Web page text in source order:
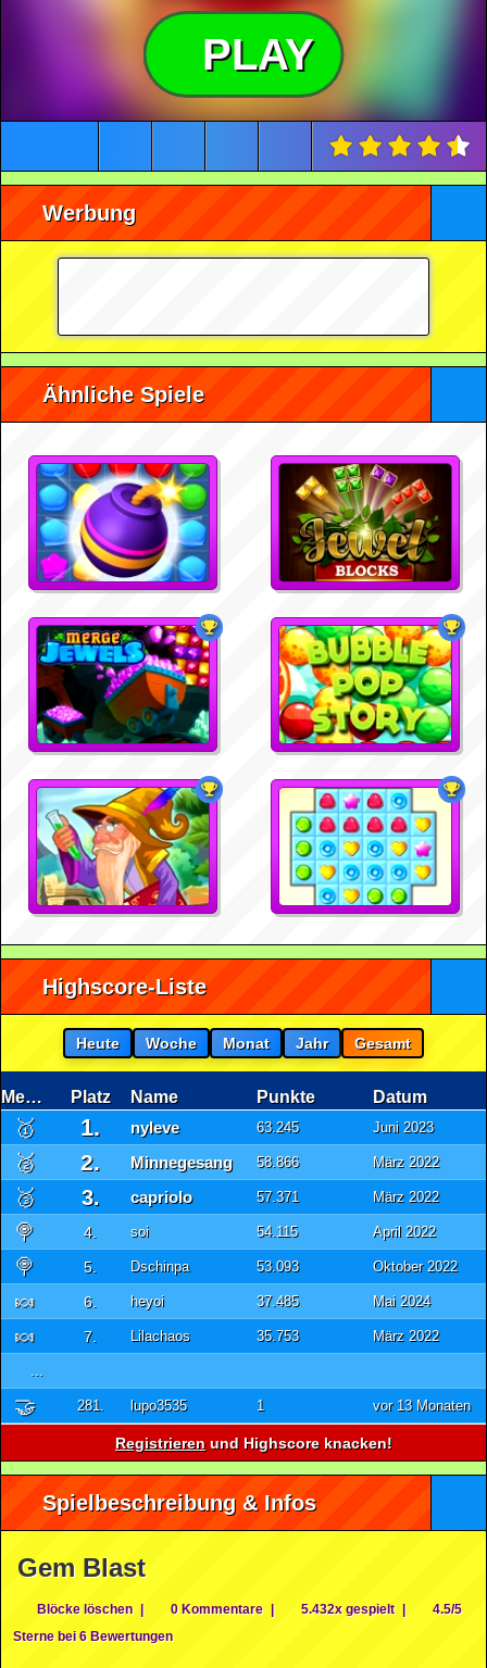
PLAY
Werbung
Ähnliche Spiele
Highscore-Liste
Heute Woche Monat Jahr Gesamt
Medaille Platz Name Punkte Datum
🥇 1. nyleve 63.245 Juni 2023
🥈 2. Minnegesang 58.866 März 2022
🥉 3. capriolo 57.371 März 2022
🍭 4. soi 54.115 April 2022
🍭 5. Dschinpa 53.093 Oktober 2022
🍬 6. heyoi 37.485 Mai 2024
🍬 7. Lilachaos 35.753 März 2022
...
🤝 281. lupo3535 1 vor 13 Monaten
Registrieren und Highscore knacken!
Spielbeschreibung & Infos
Gem Blast
Blöcke löschen | 0 Kommentare | 5.432x gespielt |
4.5/5
Sterne bei 6 Bewertungen